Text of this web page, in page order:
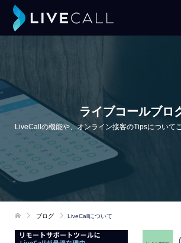
ライブコールブロ
LiveCallの機能や、オンライン接客のTipsについて
ブログ LiveCallについて